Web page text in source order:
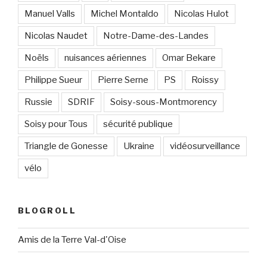
Manuel Valls Michel Montaldo Nicolas Hulot
Nicolas Naudet Notre-Dame-des-Landes
Noëls nuisances aériennes Omar Bekare
Philippe Sueur Pierre Serne PS Roissy
Russie SDRIF Soisy-sous-Montmorency
Soisy pour Tous sécurité publique
Triangle de Gonesse Ukraine vidéosurveillance
vélo
BLOGROLL
Amis de la Terre Val-d'Oise